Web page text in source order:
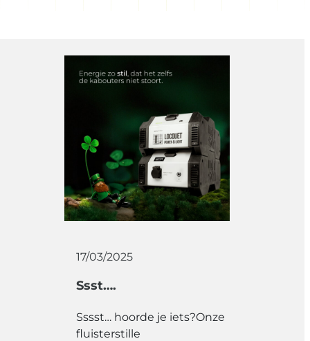
17/03/2025
Ssst….
Sssst… hoorde je iets?Onze
fluisterstille